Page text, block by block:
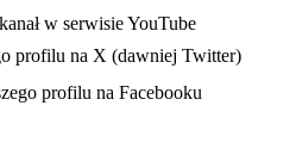
nowej karciew serwisie YouTube
profilu na X (dawniej Twitter)
nowej karcieprofilu na Facebooku